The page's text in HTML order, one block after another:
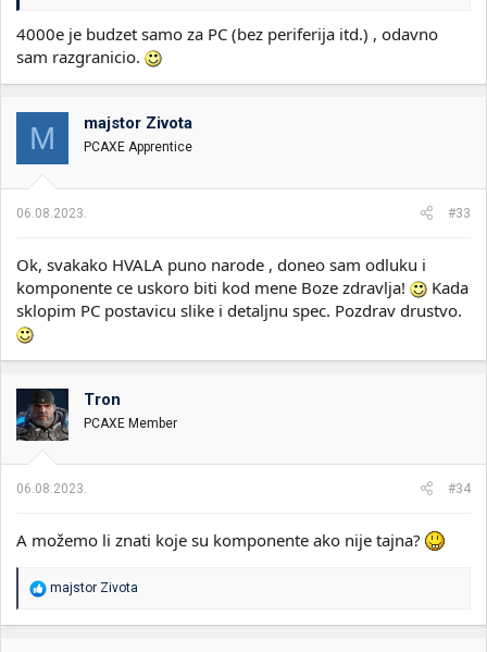
4000e je budzet samo za PC (bez periferija itd.) , odavno
sam razgranicio.
M majstor Zivota
PCAXE Apprentice
06.08.2023. #33
Ok, svakako HVALA puno narode , doneo sam odluku i
komponente ce uskoro biti kod mene Boze zdravlja!
Kada
sklopim PC postavicu slike i detaljnu spec. Pozdrav drustvo.
Tron
PCAXE Member
06.08.2023. #34
A možemo li znati koje su komponente ako nije tajna?
R
a
majstor Zivota